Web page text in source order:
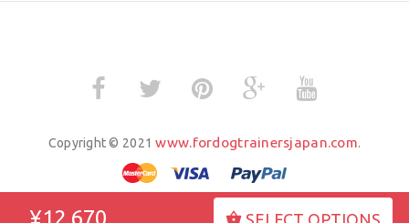
¥12,670
Copyright © 2021www.fordogtrainersjapan.com.